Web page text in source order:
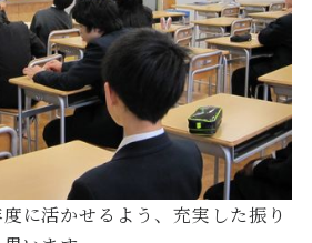
に活かせるよう、充実した振り